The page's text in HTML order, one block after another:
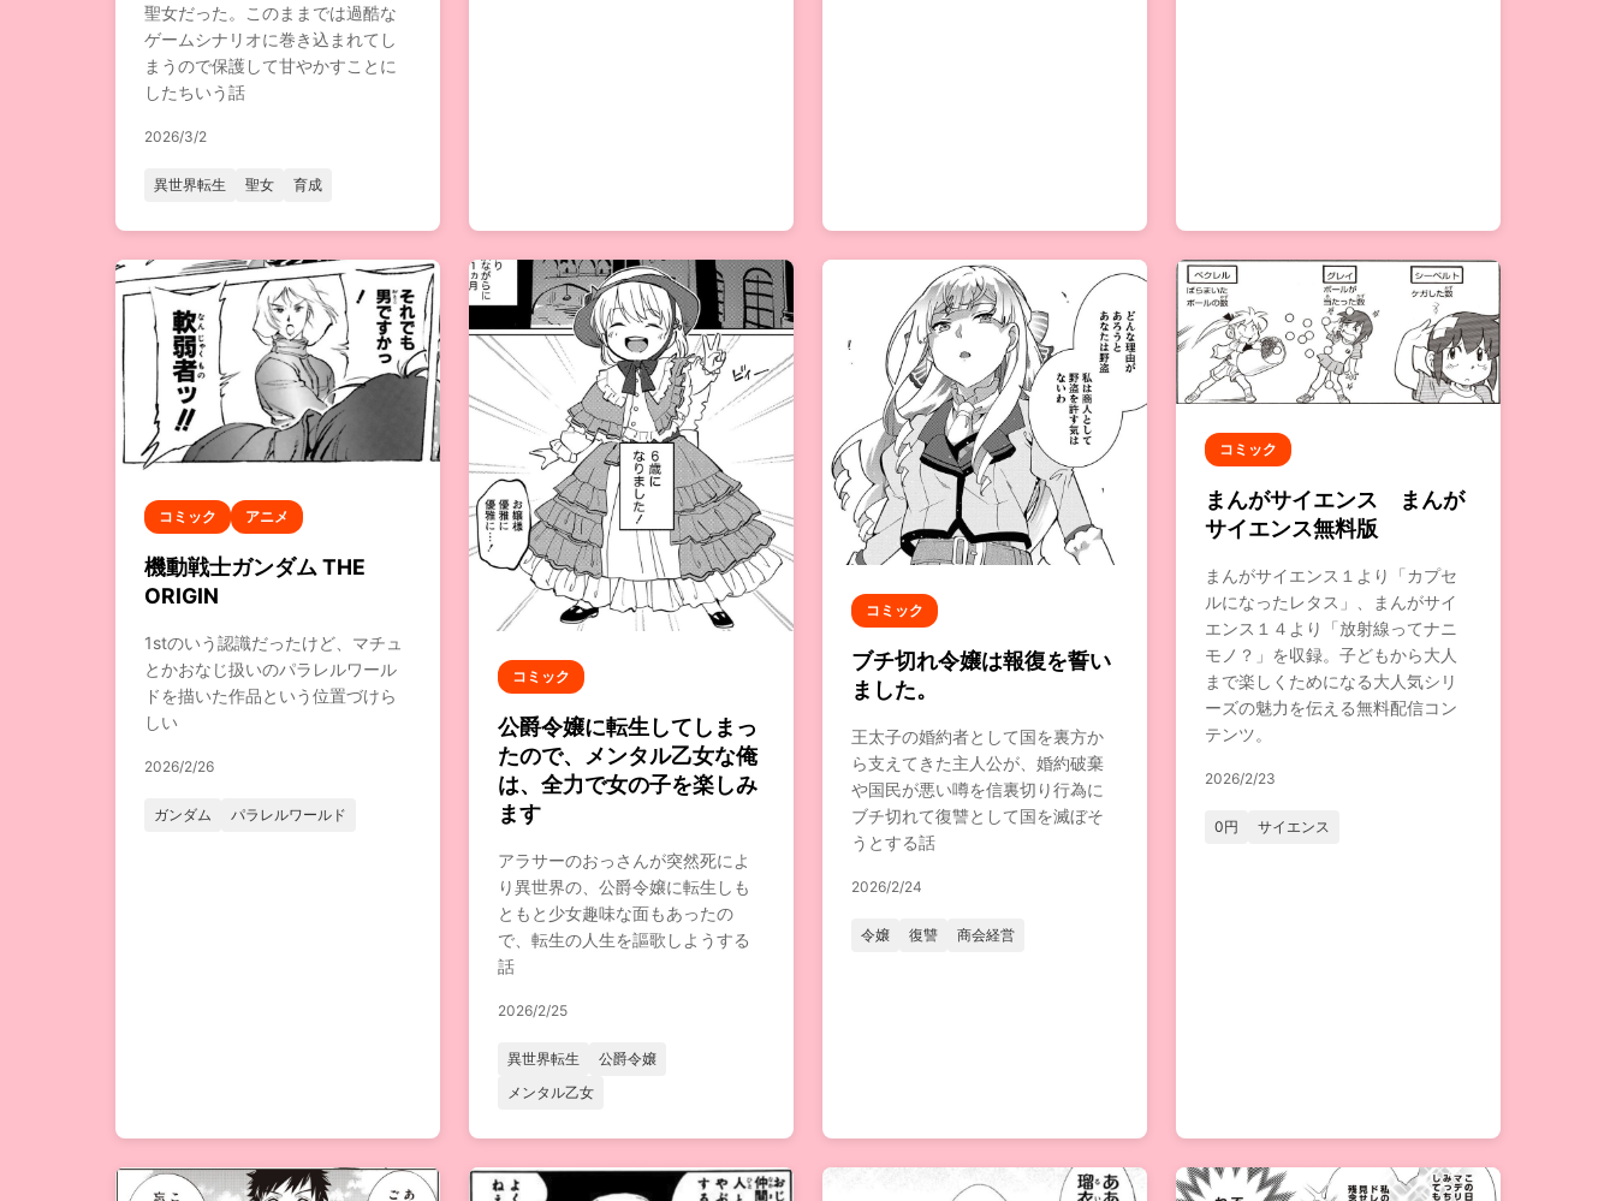
聖女だった。このままでは過酷な
ゲームシナリオに巻き込まれてし
まうので保護して甘やかすことに
したちいう話
2026/3/2
異世界転生 聖女 育成
コミック アニメ
機動戦士ガンダム THE
ORIGIN
1stのいう認識だったけど、マチュ
とかおなじ扱いのパラレルワール
ドを描いた作品という位置づけら
しい
2026/2/26
ガンダム パラレルワールド
コミック
公爵令嬢に転生してしまっ
たので、メンタル乙女な俺
は、全力で女の子を楽しみ
ます
アラサーのおっさんが突然死によ
り異世界の、公爵令嬢に転生しも
ともと少女趣味な面もあったの
で、転生の人生を謳歌しようする
話
2026/2/25
異世界転生
公爵令嬢
メンタル乙女
コミック
ブチ切れ令嬢は報復を誓い
ました。
王太子の婚約者として国を裏方か
ら支えてきた主人公が、婚約破棄
や国民が悪い噂を信裏切り行為に
ブチ切れて復讐として国を滅ぼそ
うとする話
2026/2/24
令嬢 復讐 商会経営
コミック
まんがサイエンス まんが
サイエンス無料版
まんがサイエンス１より「カプセ
ルになったレタス」、まんがサイ
エンス１４より「放射線ってナニ
モノ？」を収録。子どもから大人
まで楽しくためになる大人気シリ
ーズの魅力を伝える無料配信コン
テンツ。
2026/2/23
0円 サイエンス